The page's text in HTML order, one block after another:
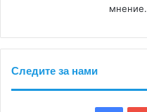
мнение.
Следите за нами